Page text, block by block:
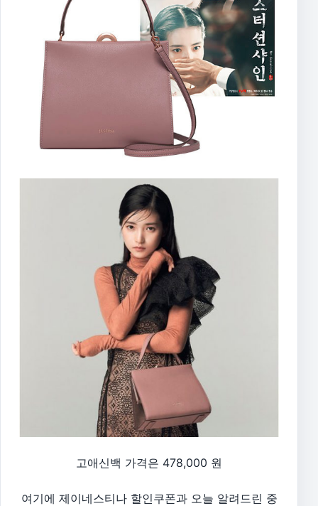
고애신백 가격은 478,000 원
여기에 제이네스티나 할인쿠폰과 오늘 알려드린 중